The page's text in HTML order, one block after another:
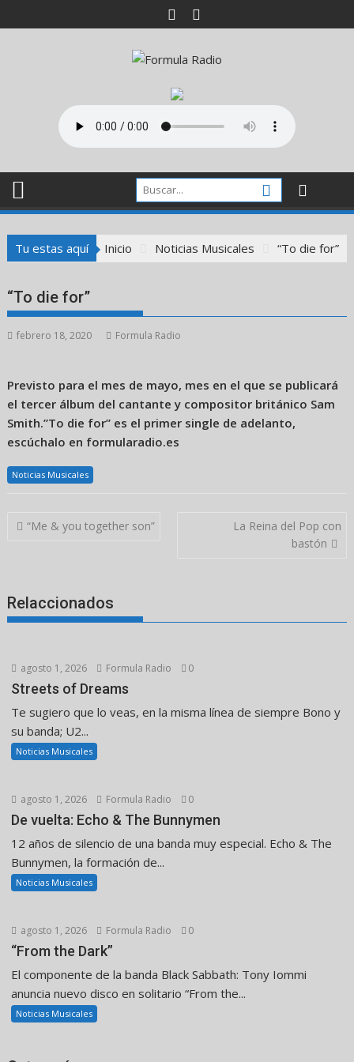
al
Tu estas aquí Inicio Noticias Musicales “To die for”
“To die for”
febrero 18, 2020 Formula Radio
Previsto para el mes de mayo, mes en el que se publicará
el tercer álbum del cantante y compositor británico Sam
Smith.”To die for” es el primer single de adelanto,
escúchalo en formularadio.es
Noticias Musicales
Navegación
“Me & you together son”
La Reina del Pop con
bastón
Relaccionados
agosto 1, 2026 Formula Radio 0
Streets of Dreams
Te sugiero que lo veas, en la misma línea de siempre Bono y
su banda; U2...
Noticias Musicales
agosto 1, 2026 Formula Radio 0
De vuelta: Echo & The Bunnymen
12 años de silencio de una banda muy especial. Echo & The
Bunnymen, la formación de...
Noticias Musicales
agosto 1, 2026 Formula Radio 0
“From the Dark”
El componente de la banda Black Sabbath: Tony Iommi
anuncia nuevo disco en solitario “From the...
Noticias Musicales